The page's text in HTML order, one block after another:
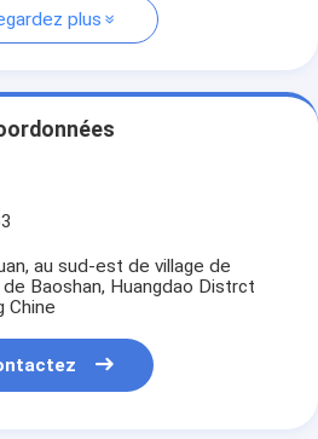
plus
au sud-est de village de
de Baoshan, Huangdao Distrct
Chine